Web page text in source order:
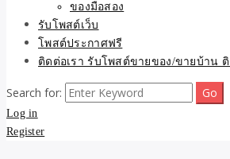
ของมือสอง
รับโพสต์เว็บ
โพสต์ประกาศฟรี
ติดต่อเรา รับโพสต์ขายของ/ขายบ้าน
Search for:
Log in
Register